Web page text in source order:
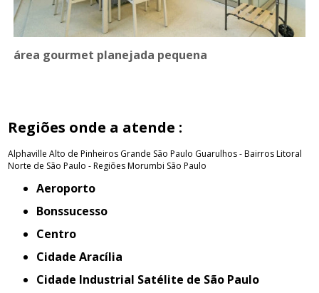
área gourmet planejada pequena
Regiões onde a atende :
Alphaville Alto de Pinheiros Grande São Paulo Guarulhos - BairrosLitoral
Norte de São Paulo - RegiõesMorumbi São Paulo
Aeroporto
Bonssucesso
Centro
Cidade Aracília
Cidade Industrial Satélite de São Paulo